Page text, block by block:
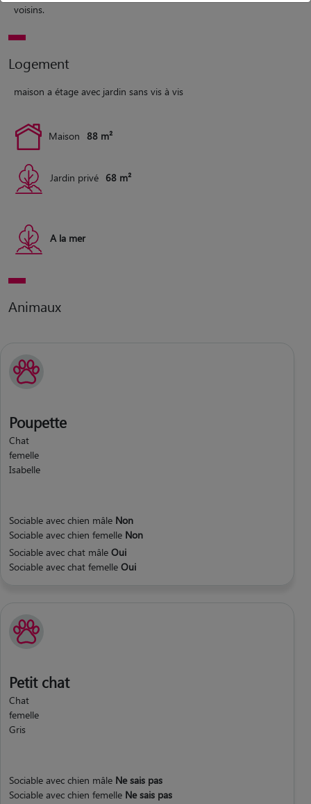
voisins.
Logement
maison a étage avec jardin sans vis à vis
Maison 88 m²
Jardin privé 68 m²
A la mer
Animaux
Poupette
Chat
femelle
Isabelle
Sociable avec chien mâle Non
Sociable avec chien femelle Non
Sociable avec chat mâle Oui
Sociable avec chat femelle Oui
Petit chat
Chat
femelle
Gris
Sociable avec chien mâle Ne sais pas
Sociable avec chien femelle Ne sais pas